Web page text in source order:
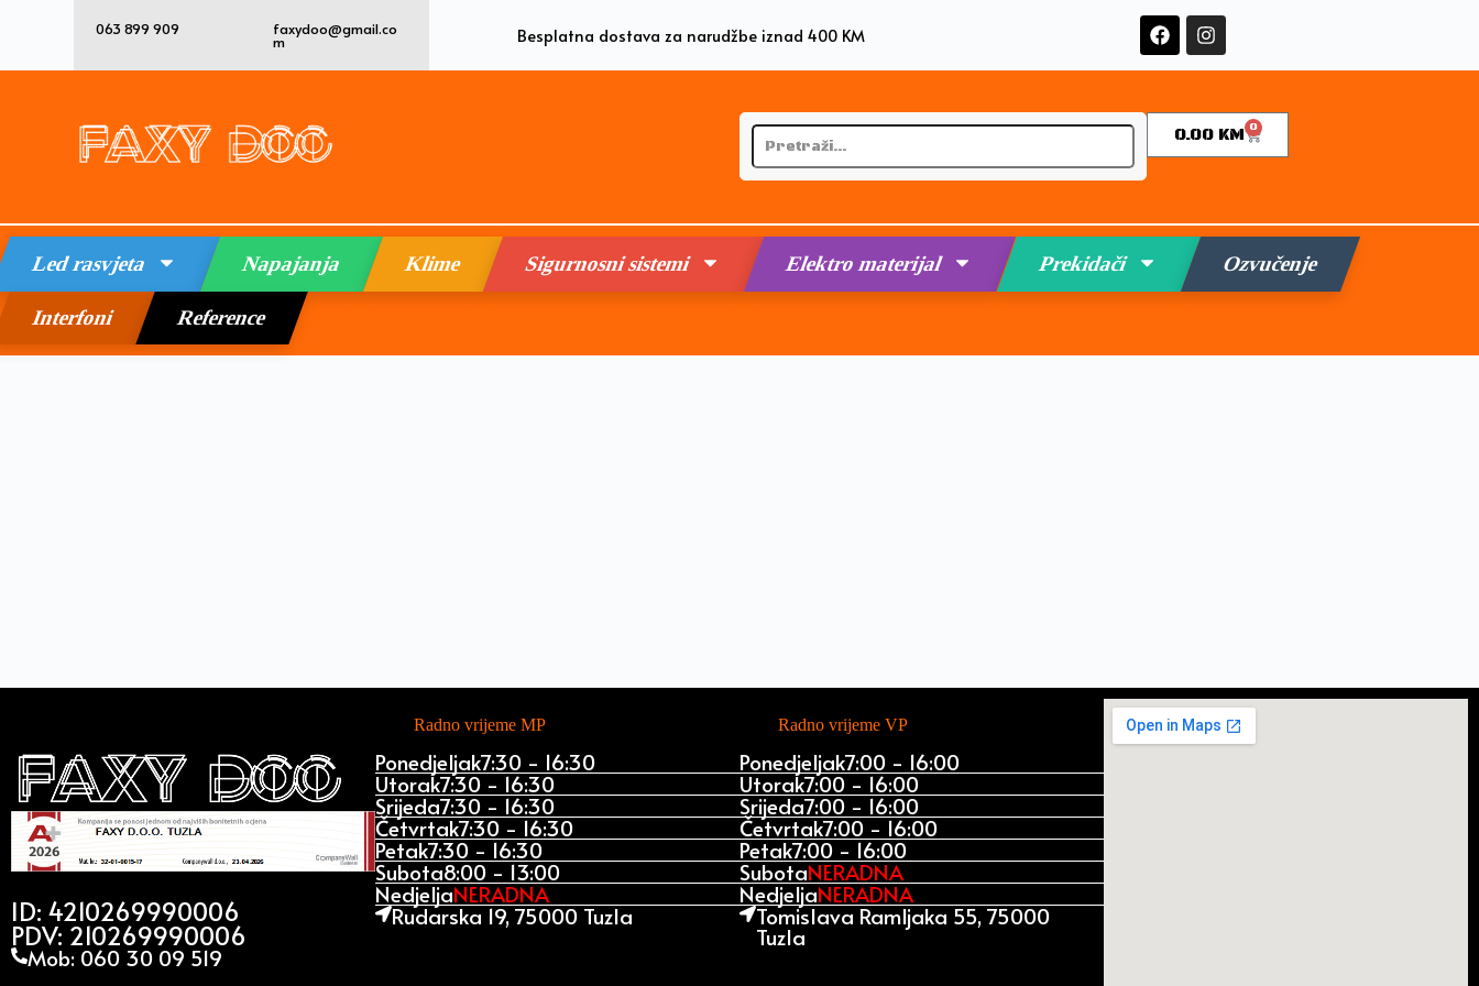
063 899 909 faxydoo@gmail.co
m Besplatna dostava za narudžbe iznad 400 KM
0.00 KM 0
Led rasvjeta Napajanja Klime Sigurnosni sistemi Elektro materijal Prekidači Ozvučenje
Interfoni Reference
ID: 4210269990006
PDV: 210269990006
Mob: 060 30 09 519
Radno vrijeme MP
Ponedjeljak7:30 - 16:30
Utorak7:30 - 16:30
Srijeda7:30 - 16:30
Četvrtak7:30 - 16:30
Petak7:30 - 16:30
Subota8:00 - 13:00
NedjeljaNERADNA
Rudarska 19, 75000 Tuzla
Radno vrijeme VP
Ponedjeljak7:00 - 16:00
Utorak7:00 - 16:00
Srijeda7:00 - 16:00
Četvrtak7:00 - 16:00
Petak7:00 - 16:00
SubotaNERADNA
NedjeljaNERADNA
Tomislava Ramljaka 55, 75000
Tuzla